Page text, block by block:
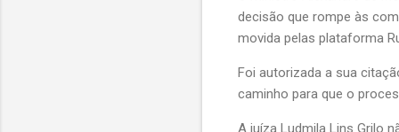
decisão que rompe às
movida pelas plataforma
Foi autorizada a sua
caminho para que o
A juíza Ludmila Lins Grilo